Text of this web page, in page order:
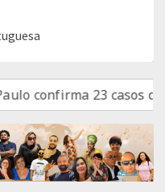
23 casos de